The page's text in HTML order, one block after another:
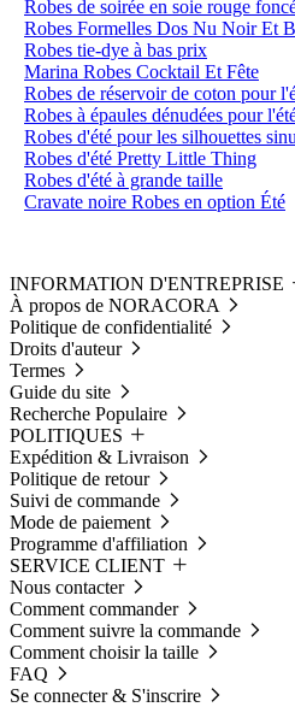
Robes de soirée en soie rouge
Robes Formelles Dos Nu Noir Et
Robes tie-dye à bas prix
Marina Robes Cocktail Et Fête
Robes de réservoir de coton pour
Robes à épaules dénudées pour
Robes d'été pour les silhouettes
Robes d'été Pretty Little Thing
Robes d'été à grande taille
Cravate noire Robes en option Été
INFORMATION D'ENTREPRISE
À propos de NORACORA
Politique de confidentialité
Droits d'auteur
Termes
Guide du site
Recherche Populaire
POLITIQUES
Expédition & Livraison
Politique de retour
Suivi de commande
Mode de paiement
Programme d'affiliation
SERVICE CLIENT
Nous contacter
Comment commander
Comment suivre la commande
Comment choisir la taille
FAQ
Se connecter & S'inscrire